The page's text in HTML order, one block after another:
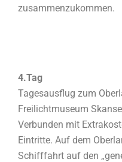
zusammenzukommen.
4.Tag
Tagesausflug zum
Freilichtmuseum
Verbunden mit
Eintritte. Auf dem
Schifffahrt auf den